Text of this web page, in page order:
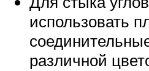
использовать
различной